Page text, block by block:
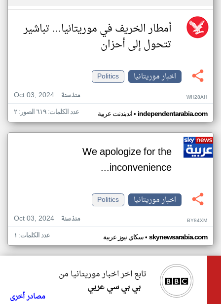
أمطار الخريف في موريتانيا... تباشير
تتحول إلى أحزان
اخبار موريتانيا
Politics
Oct 03, 2024
منذ سنة WH28AH
اندبندنت عربية• independentarabia.com عدد الكلمات: ٦١٩ الصور: ٢
We apologize for the
inconvenience...
اخبار موريتانيا
Politics
Oct 03, 2024
منذ سنة BY84XM
سكاي نيوز عربية• skynewsarabia.com عدد الكلمات: ١
تابع اخر اخبار موريتانيا من
بي بي سي عربي
مصادر أخرى